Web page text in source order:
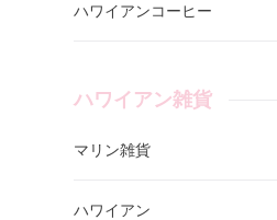
ハワイアンコーヒー
ハワイアン雑貨
マリン雑貨
ハワイアン